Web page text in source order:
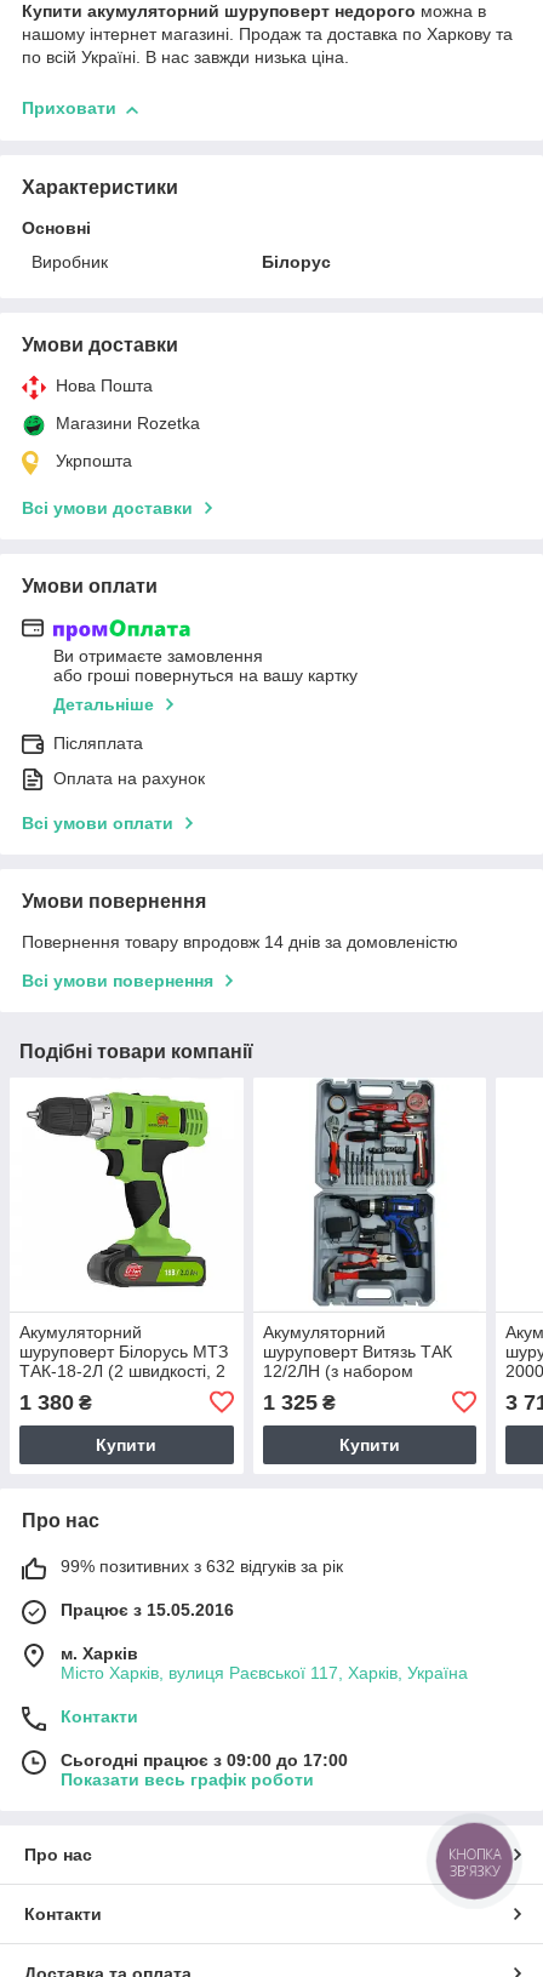
Купити акумуляторний шуруповерт недорого можна в
нашому інтернет магазині. Продаж та доставка по Харкову та
по всій Україні. В нас завжди низька ціна.
Приховати
Характеристики
Основні
Виробник
Білорус
Умови доставки
Нова Пошта
Магазини Rozetka
Укрпошта
Всі умови доставки
Умови оплати
Ви отримаєте замовлення
або гроші повернуться на вашу картку
Детальніше
Післяплата
Оплата на рахунок
Всі умови оплати
Умови повернення
Повернення товару впродовж 14 днів за домовленістю
Всі умови повернення
Подібні товари компанії
Акумуляторний
шуруповерт Білорусь МТЗ
ТАК-18-2Л (2 швидкості, 2
1 380 ₴
Купити
Акумуляторний
шуруповерт Витязь ТАК
12/2ЛН (з набором
1 325₴
Купити
3
Про нас
99% позитивних з 632 відгуків за рік
Працює з 15.05.2016
м. Харків
Місто Харків, вулиця Раєвської 117, Харків, Україна
Контакти
Сьогодні працює з 09:00 до 17:00
Показати весь графік роботи
Про нас
Контакти
КНОПКА
ЗВ'ЯЗКУ